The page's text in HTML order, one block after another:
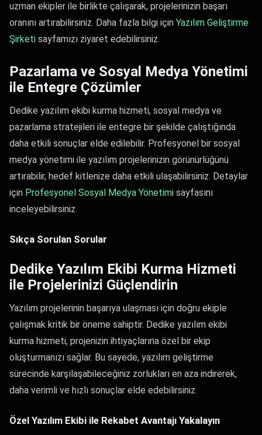
uzman ekipler ile birlikte çalışarak, projelerinizin başarı
oranını artırabilirsiniz. Daha fazla bilgi için Yazılım Geliştirme
Şirketi​ sayfamızı ziyaret edebilirsiniz.
Pazarlama ve Sosyal Medya Yönetimi
ile Entegre Çözümler
Dedike yazılım ekibi kurma hizmeti, sosyal medya ve
pazarlama stratejileri ile entegre bir şekilde çalıştığında
daha etkili sonuçlar elde edilebilir. Profesyonel bir sosyal
medya yönetimi ile yazılım projelerinizin görünürlüğünü
artırabilir, hedef kitlenize daha etkili ulaşabilirsiniz. Detaylar
için Profesyonel Sosyal Medya Yönetimi sayfasını
inceleyebilirsiniz.
Sıkça Sorulan Sorular
Dedike Yazılım Ekibi Kurma Hizmeti
ile Projelerinizi Güçlendirin
Yazılım projelerinin başarıya ulaşması için doğru ekiple
çalışmak kritik bir öneme sahiptir. Dedike yazılım ekibi
kurma hizmeti, projenizin ihtiyaçlarına özel bir ekip
oluşturmanızı sağlar. Bu sayede, yazılım geliştirme
sürecinde karşılaşabileceğiniz zorlukları en aza indirerek,
daha verimli ve hızlı sonuçlar elde edebilirsiniz.
Özel Yazılım Ekibi ile Rekabet Avantajı Yakalayın